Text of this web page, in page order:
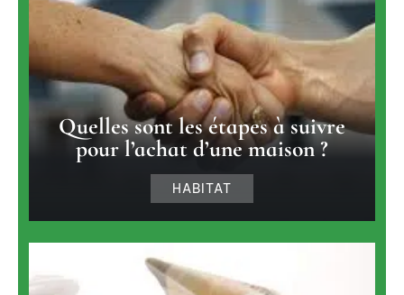
Quelles sont les étapes à suivre
pour l’achat d’une maison ?
HABITAT